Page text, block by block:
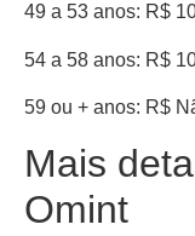
49 a 53 anos: R$
54 a 58 anos: R$
59 ou + anos: R$
Mais
Omint